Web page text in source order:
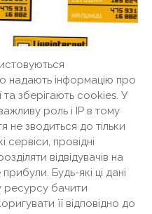
надають інформацію про
та зберігають cookies. У
роль і IP в тому
не зводиться до тільки
провідні
відвідувачів на
Будь-які ці дані
ресурсу бачити
її відповідно до